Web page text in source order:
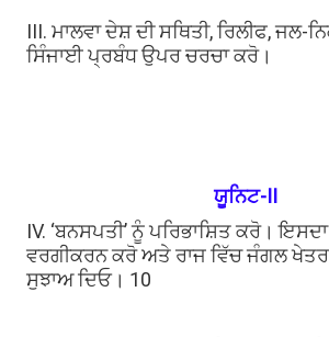
III. ਮਾਲਵਾ ਦੇਸ਼ ਦੀ ਸਥਿਤੀ, ਰਿਲੀਫ, ਜਲ-
ਸਿੰਜਾਈ ਪ੍ਰਬੰਧ ਉਪਰ ਚਰਚਾ ਕਰੋ।
ਯੂਨਿਟ-II
IV. ‘ਬਨਸਪਤੀ’ ਨੂੰ ਪਰਿਭਾਸ਼ਿਤ ਕਰੋ।
ਵਰਗੀਕਰਨ ਕਰੋ ਅਤੇ ਰਾਜ ਵਿੱਚ ਜੰਗਲ
ਸੁਝਾਅ ਦਿਓ। 10